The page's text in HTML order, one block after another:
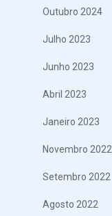
Outubro 2024
Julho 2023
Junho 2023
Abril 2023
Janeiro 2023
Novembro 2022
Setembro 2022
Agosto 2022